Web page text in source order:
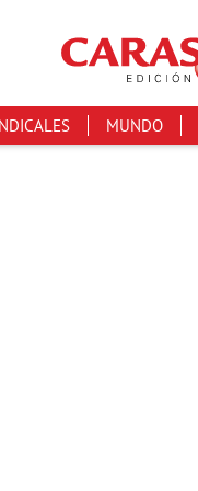
MUNDO